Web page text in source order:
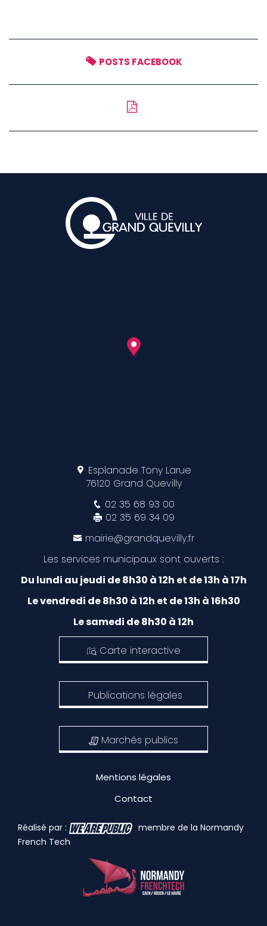
POSTS FACEBOOK
Esplanade Tony Larue
76120 Grand Quevilly
02 35 68 93 00
02 35 69 34 09
mairie@grandquevilly.fr
Les services municipaux sont ouverts :
Du lundi au jeudi de 8h30 à 12h et de 13h à 17h
Le vendredi de 8h30 à 12h et de 13h à 16h30
Le samedi de 8h30 à 12h
Carte interactive
Publications légales
Marchés publics
Mentions légales
Contact
Réalisé par :
membre de la Normandy
French Tech